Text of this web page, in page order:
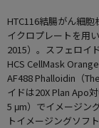
HTC116結腸がん細
イクロプレートを用
2015）。スフェロイ
HCS CellMask
AF488 Phalloidin（
イドは20X Plan Apo
5 μm）でイメージン
トイメージングソフ